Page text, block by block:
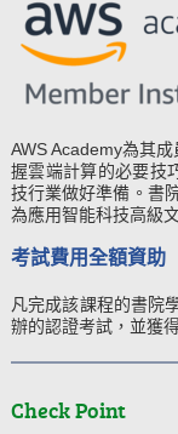
AWS Academy為其
握雲端計算的必要技
技行業做好準備。書
為應用智能科技高級
考試費用全額資助
凡完成該課程的書院
辦的認證考試，並獲
Check Point